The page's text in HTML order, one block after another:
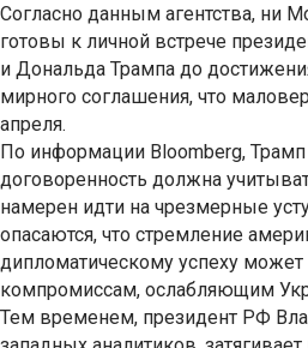
Согласно данным агентства, ни
готовы к личной встрече
и Дональда Трампа до
мирного соглашения, что
апреля.
По информации Bloomberg, Трамп
договоренность должна
намерен идти на чрезмерные
опасаются, что стремление
дипломатическому успеху может
компромиссам, ослабляющим
Тем временем, президент РФ